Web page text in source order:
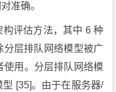
准确。
构评估方法，其中 6 种
层排队网络模型被广
使用。分层排队网络模
[35]。由于在服务器/